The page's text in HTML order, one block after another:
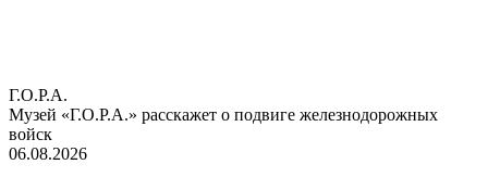
Г.О.Р.А.
Музей «Г.О.Р.А.» расскажет о подвиге железнодорожных
войск
06.08.2026